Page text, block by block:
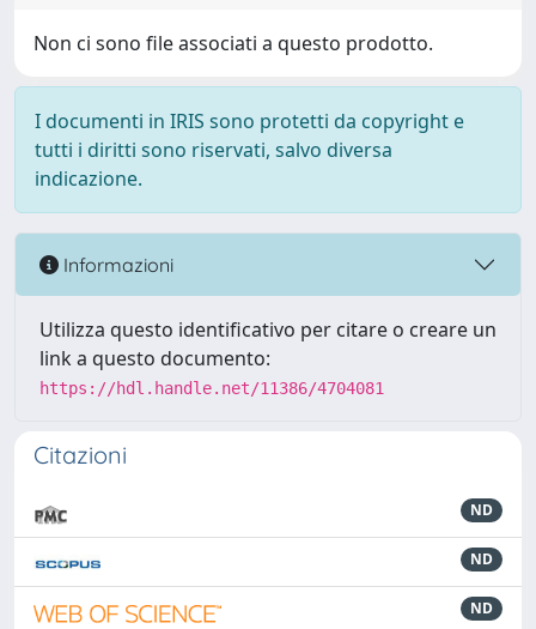
Non ci sono file associati a questo prodotto.
I documenti in IRIS sono protetti da copyright e
tutti i diritti sono riservati, salvo diversa
indicazione.
Informazioni
Utilizza questo identificativo per citare o creare un
link a questo documento:
https://hdl.handle.net/11386/4704081
Citazioni
ND
ND
ND